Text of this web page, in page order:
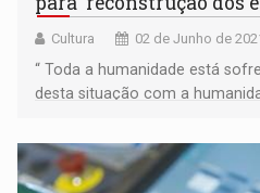
Cultura 02 de Junho de
“ Toda a humanidade está
desta situação com a